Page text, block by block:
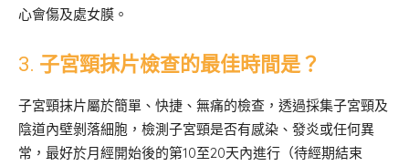
心會傷及處女膜。
3. 子宮頸抹片檢查的最佳時間是？
子宮頸抹片屬於簡單、快捷、無痛的檢查，透過採集子宮頸及
陰道內壁剝落細胞，檢測子宮頸是否有感染、發炎或任何異
常，最好於月經開始後的第10至20天內進行（待經期結束